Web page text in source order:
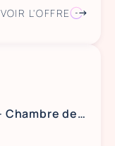
VOIR L'OFFRE
Hôte(sse) d'accueil bilingue - Chambre de Commerce Internationale